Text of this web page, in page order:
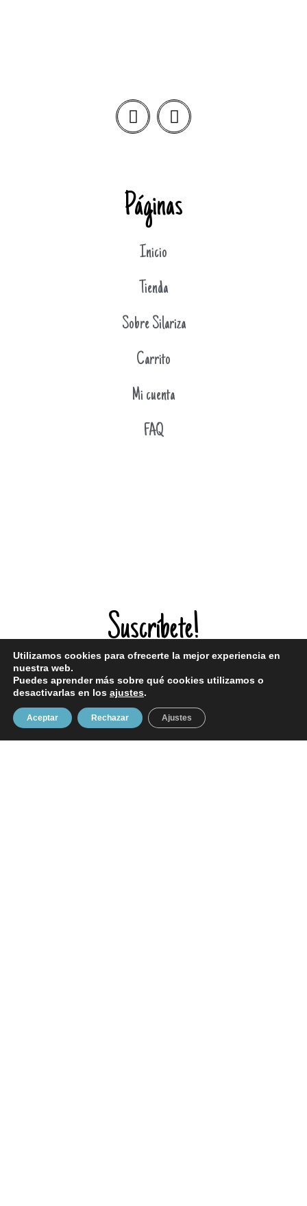
Páginas
Inicio
Tienda
Sobre Silariza
Carrito
Mi cuenta
FAQ
Suscríbete!
¡Entérate de todas mis novedades!
Utilizamos cookies para ofrecerte la mejor experiencia en
nuestra web.
Puedes aprender más sobre qué cookies utilizamos o
desactivarlas en los ajustes.
Aceptar Rechazar Ajustes